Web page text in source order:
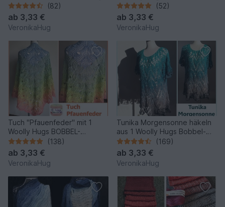
Hugs gehäkelt
(82)
ab 3,33 €
VeronikaHug
(52)
ab 3,33 €
VeronikaHug
Tuch "Pfauenfeder" mit 1
Woolly Hugs BOBBEL-
COTTON stricken
(138)
ab 3,33 €
VeronikaHug
Tunika Morgensonne häkeln
aus 1 Woolly Hugs Bobbel-
Cotton mit Veronika Hug
(169)
ab 3,33 €
VeronikaHug